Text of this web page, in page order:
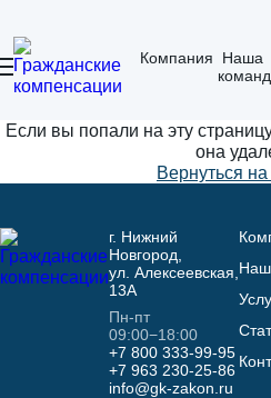
Компания
Наша
Если вы попали на эту
она
Вернуться
г. Нижний
Новгород,
ул. Алексеевская,
13А
Пн-пт
09:00−18:00
+7 800 333-99-95
+7 963 230-25-86
info@gk-zakon.ru